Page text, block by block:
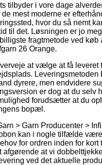
tilbyder i vore dage
mest moderne er
hvor du så nemt
til det. Løsningen er jo
fragtmetode ved køb
26 Orange.
at vælge at få leveret
Leveringsmetoden
dyrere, men endvidere
er dog at du selv
forudsætter at du
bopæl.
> Garn Producenter >
kan i nogle tilfælde
for ordren inden for kort
afgørende at vi
ved det aktuelle